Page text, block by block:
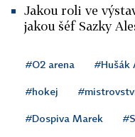
Jakou roli ve
jakou šéf Sazky
#O2 arena #Hušák
#hokej
#Dospiva Marek